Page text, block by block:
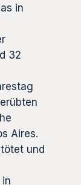
in
32
Aires.
und